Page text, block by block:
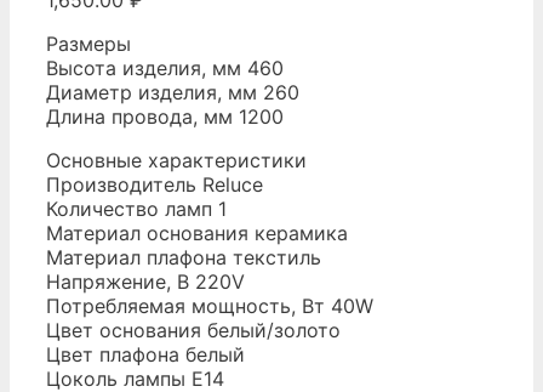
Размеры
Высота изделия, мм 460
Диаметр изделия, мм 260
Длина провода, мм 1200
Основные характеристики
Производитель Reluce
Количество ламп 1
Материал основания керамика
Материал плафона текстиль
Напряжение, В 220V
Потребляемая мощность, Вт 40W
Цвет основания белый/золото
Цвет плафона белый
Цоколь лампы E14